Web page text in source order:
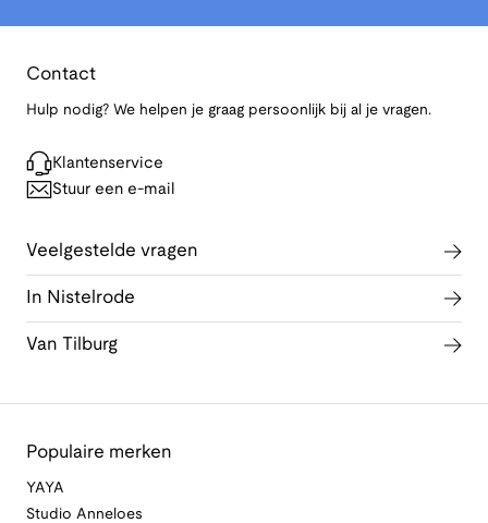
Contact
Hulp nodig? We helpen je graag persoonlijk bij al je vragen.
Klantenservice
Stuur een e-mail
Veelgestelde vragen
In Nistelrode
Van Tilburg
Populaire merken
YAYA
Studio Anneloes